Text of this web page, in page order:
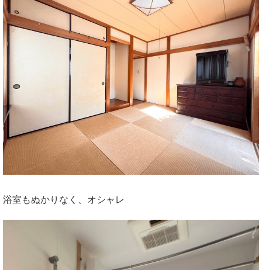
浴室もぬかりなく、オシャレ